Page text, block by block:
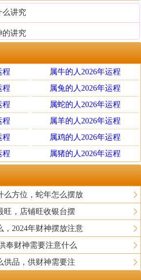
帝君等等。中国是多财神信仰的，
神等多位，不可能每个财神都请，究
放等因人而异。而且现在财神都与
财神、在线财神，供奉财神更要与
的方式是最有效的。
很多人不懂，买了吉祥物以及玉呀水
，都不知道要开光，直接就摆放起
，那摆了也没啥用处。跟工艺品一
，对着或是邻着厕所。
的多了。镜子连人连门都不能对，
有反射作用的，对着财神，难道你
走了？对着或是邻着厕所更不行，
神，文财神有财帛星君和福禄寿三
么讲究
的讲究
程
属牛的人2026年运程
程
属兔的人2026年运程
程
属蛇的人2026年运程
程
属羊的人2026年运程
程
属鸡的人2026年运程
程
属猪的人2026年运程
么方位，蛇年怎么摆放
旺，店铺旺收银台摆
，2024年财神摆放注意
奉财神需要注意什么
供品，供财神需要注